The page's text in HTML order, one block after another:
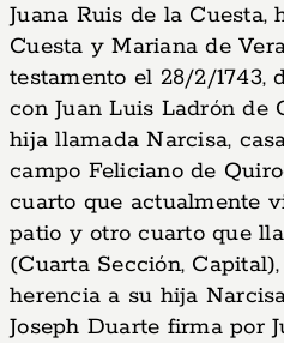
Juana Ruis de la Cuesta,
Cuesta y Mariana de
testamento el 28/2/1743,
con Juan Luis Ladrón de
hija llamada Narcisa,
campo Feliciano de
cuarto que actualmente
patio y otro cuarto que
(Cuarta Sección,
herencia a su hija
Joseph Duarte firma por